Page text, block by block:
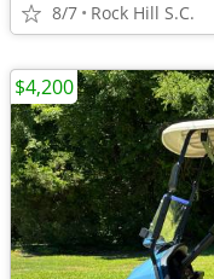
8/7 Rock Hill S.C.
$4,200